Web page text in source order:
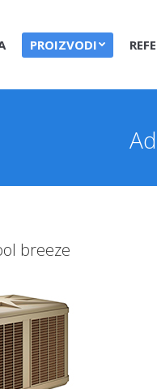
PROIZVODI
breeze